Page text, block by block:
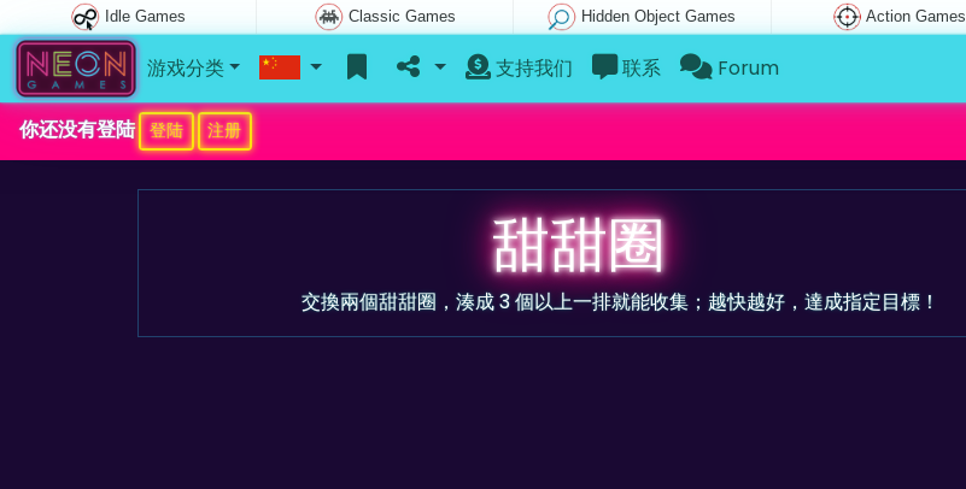
Idle Games Classic Games Hidden Object Games Action Games
游戏分类 支持我们 联系 Forum
你还没有登陆 登陆 注册
甜甜圈
交換兩個甜甜圈，湊成 3 個以上一排就能收集；越快越好，達成指定目標！